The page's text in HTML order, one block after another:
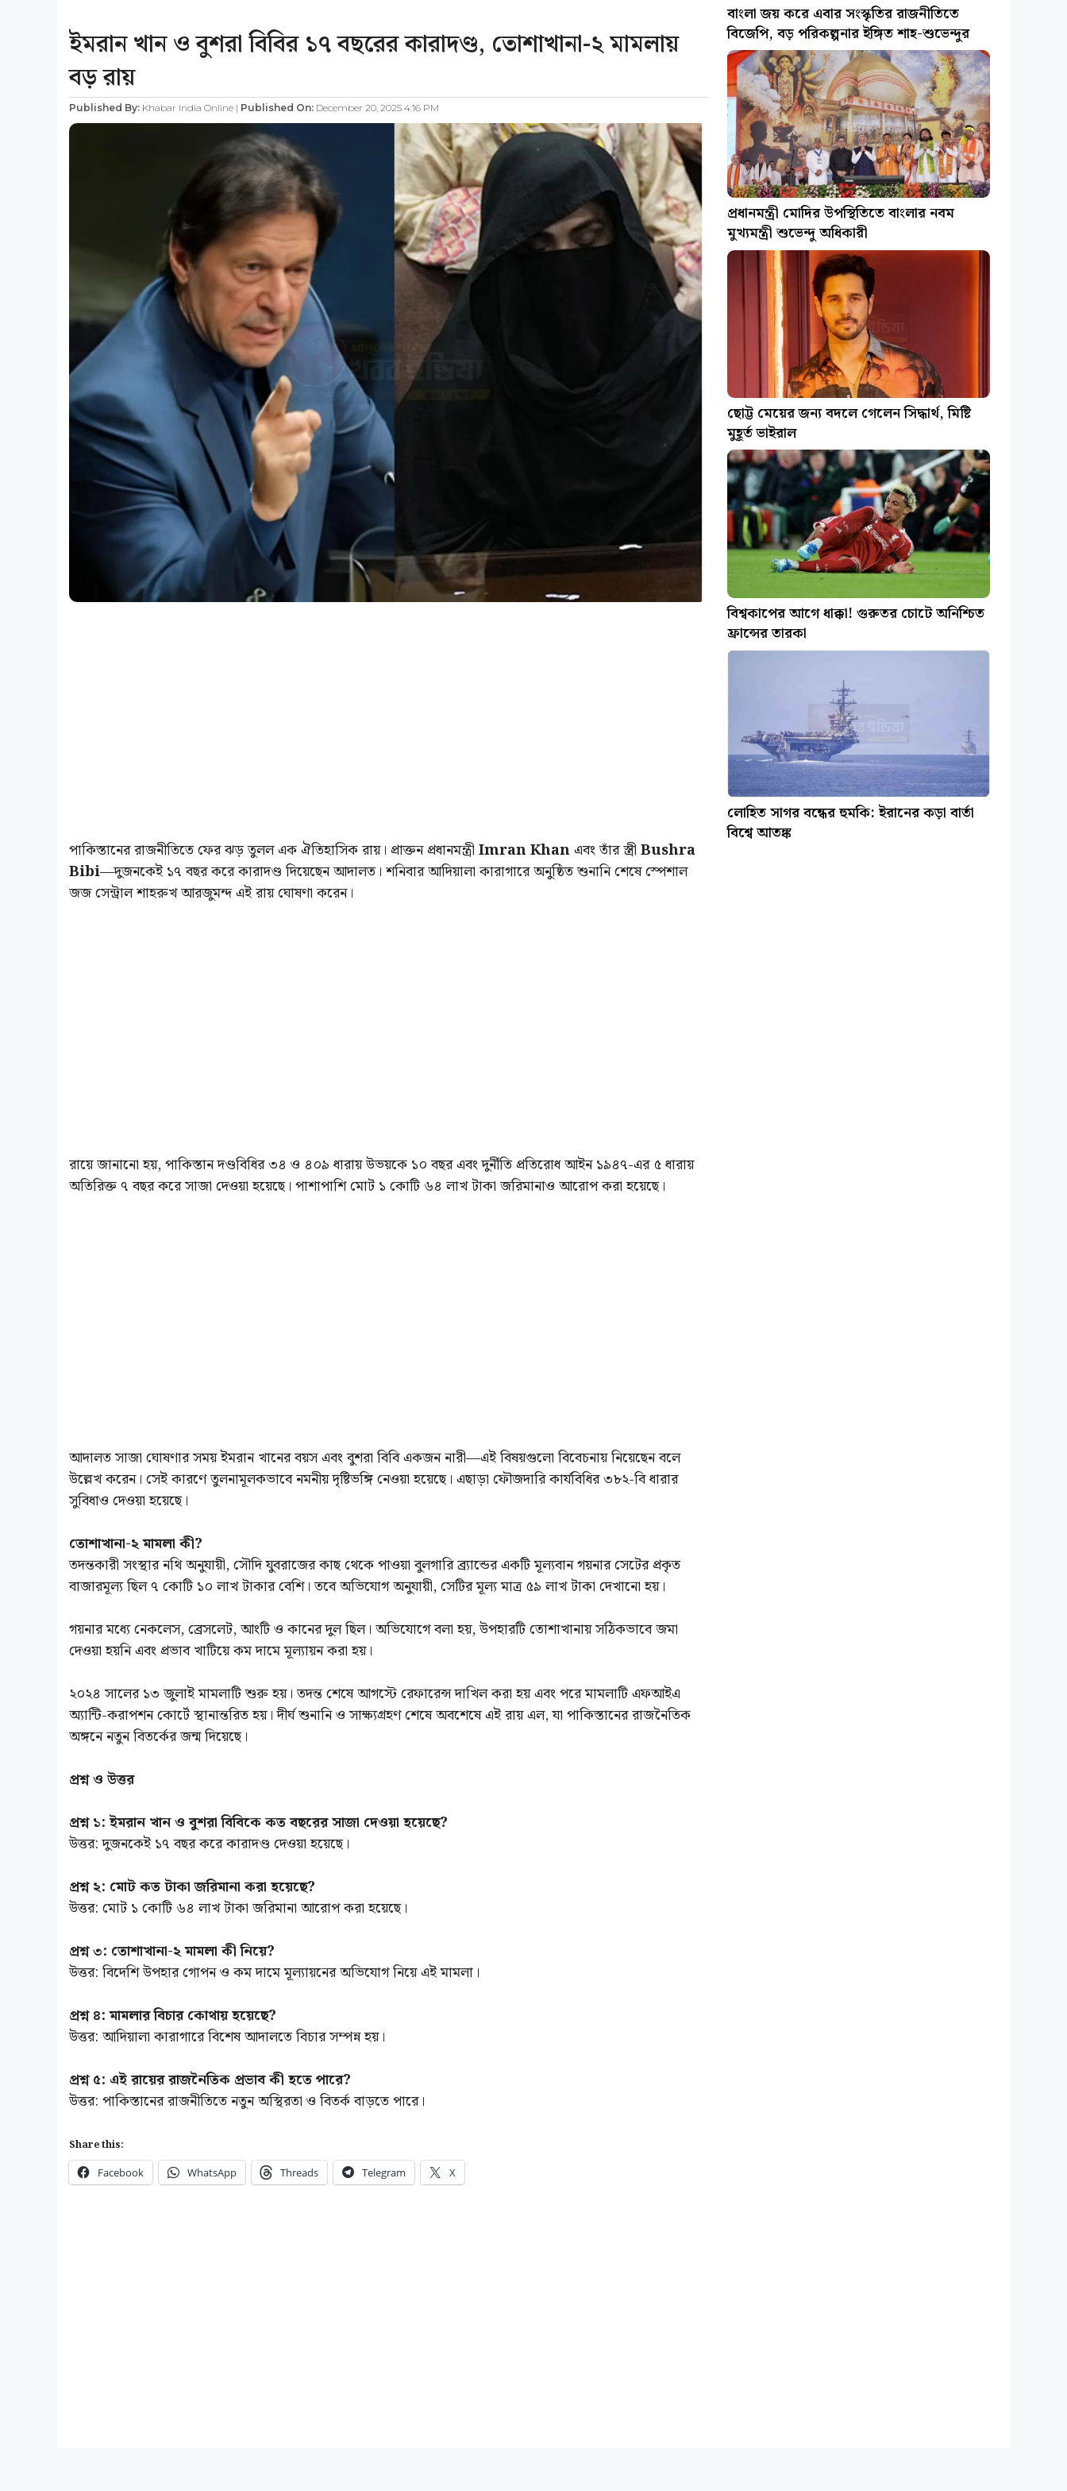
ইমরান খান ও বুশরা বিবির ১৭ বছরের কারাদণ্ড, তোশাখানা-২ মামলায়
বড় রায়
Published By: Khabar India Online | Published On: December 20, 2025 4:16 PM
পাকিস্তানের রাজনীতিতে ফের ঝড় তুলল এক ঐতিহাসিক রায়। প্রাক্তন প্রধানমন্ত্রী Imran Khan এবং তাঁর স্ত্রী Bushra
Bibi—দুজনকেই ১৭ বছর করে কারাদণ্ড দিয়েছেন আদালত। শনিবার আদিয়ালা কারাগারে অনুষ্ঠিত শুনানি শেষে স্পেশাল
জজ সেন্ট্রাল শাহরুখ আরজুমন্দ এই রায় ঘোষণা করেন।
রায়ে জানানো হয়, পাকিস্তান দণ্ডবিধির ৩৪ ও ৪০৯ ধারায় উভয়কে ১০ বছর এবং দুর্নীতি প্রতিরোধ আইন ১৯৪৭-এর ৫ ধারায়
অতিরিক্ত ৭ বছর করে সাজা দেওয়া হয়েছে। পাশাপাশি মোট ১ কোটি ৬৪ লাখ টাকা জরিমানাও আরোপ করা হয়েছে।
আদালত সাজা ঘোষণার সময় ইমরান খানের বয়স এবং বুশরা বিবি একজন নারী—এই বিষয়গুলো বিবেচনায় নিয়েছেন বলে
উল্লেখ করেন। সেই কারণে তুলনামূলকভাবে নমনীয় দৃষ্টিভঙ্গি নেওয়া হয়েছে। এছাড়া ফৌজদারি কার্যবিধির ৩৮২-বি ধারার
সুবিধাও দেওয়া হয়েছে।
তোশাখানা-২ মামলা কী?
তদন্তকারী সংস্থার নথি অনুযায়ী, সৌদি যুবরাজের কাছ থেকে পাওয়া বুলগারি ব্র্যান্ডের একটি মূল্যবান গয়নার সেটের প্রকৃত
বাজারমূল্য ছিল ৭ কোটি ১০ লাখ টাকার বেশি। তবে অভিযোগ অনুযায়ী, সেটির মূল্য মাত্র ৫৯ লাখ টাকা দেখানো হয়।
গয়নার মধ্যে নেকলেস, ব্রেসলেট, আংটি ও কানের দুল ছিল। অভিযোগে বলা হয়, উপহারটি তোশাখানায় সঠিকভাবে জমা
দেওয়া হয়নি এবং প্রভাব খাটিয়ে কম দামে মূল্যায়ন করা হয়।
২০২৪ সালের ১৩ জুলাই মামলাটি শুরু হয়। তদন্ত শেষে আগস্টে রেফারেন্স দাখিল করা হয় এবং পরে মামলাটি এফআইএ
অ্যান্টি-করাপশন কোর্টে স্থানান্তরিত হয়। দীর্ঘ শুনানি ও সাক্ষ্যগ্রহণ শেষে অবশেষে এই রায় এল, যা পাকিস্তানের রাজনৈতিক
অঙ্গনে নতুন বিতর্কের জন্ম দিয়েছে।
প্রশ্ন ও উত্তর
প্রশ্ন ১: ইমরান খান ও বুশরা বিবিকে কত বছরের সাজা দেওয়া হয়েছে?
উত্তর: দুজনকেই ১৭ বছর করে কারাদণ্ড দেওয়া হয়েছে।
প্রশ্ন ২: মোট কত টাকা জরিমানা করা হয়েছে?
উত্তর: মোট ১ কোটি ৬৪ লাখ টাকা জরিমানা আরোপ করা হয়েছে।
প্রশ্ন ৩: তোশাখানা-২ মামলা কী নিয়ে?
উত্তর: বিদেশি উপহার গোপন ও কম দামে মূল্যায়নের অভিযোগ নিয়ে এই মামলা।
প্রশ্ন ৪: মামলার বিচার কোথায় হয়েছে?
উত্তর: আদিয়ালা কারাগারে বিশেষ আদালতে বিচার সম্পন্ন হয়।
প্রশ্ন ৫: এই রায়ের রাজনৈতিক প্রভাব কী হতে পারে?
উত্তর: পাকিস্তানের রাজনীতিতে নতুন অস্থিরতা ও বিতর্ক বাড়তে পারে।
Share this:
Facebook WhatsApp Threads Telegram X
বাংলা জয় করে এবার সংস্কৃতির রাজনীতিতে
বিজেপি, বড় পরিকল্পনার ইঙ্গিত শাহ-শুভেন্দুর
প্রধানমন্ত্রী মোদির উপস্থিতিতে বাংলার নবম
মুখ্যমন্ত্রী শুভেন্দু অধিকারী
ছোট্ট মেয়ের জন্য বদলে গেলেন সিদ্ধার্থ, মিষ্টি
মুহূর্ত ভাইরাল
বিশ্বকাপের আগে ধাক্কা! গুরুতর চোটে অনিশ্চিত
ফ্রান্সের তারকা
লোহিত সাগর বন্ধের হুমকি: ইরানের কড়া বার্তা
বিশ্বে আতঙ্ক